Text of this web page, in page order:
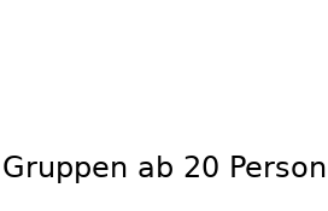
ab 20